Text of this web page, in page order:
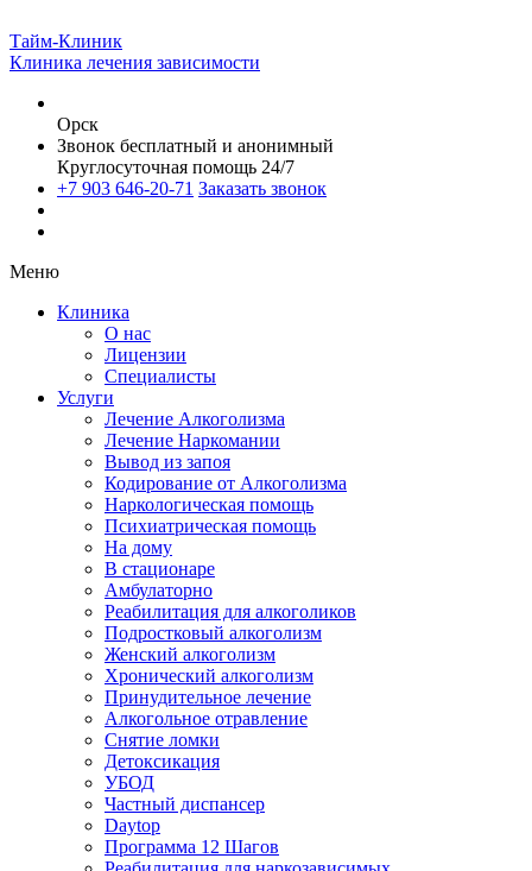
Тайм-Клиник
Клиника лечения зависимости
Орск
Звонок бесплатный и анонимный
Круглосуточная помощь 24/7
+7 903 646-20-71 Заказать звонок
Меню
Клиника
О нас
Лицензии
Специалисты
Услуги
Лечение Алкоголизма
Лечение Наркомании
Вывод из запоя
Кодирование от Алкоголизма
Наркологическая помощь
Психиатрическая помощь
На дому
В стационаре
Амбулаторно
Реабилитация для алкоголиков
Подростковый алкоголизм
Женский алкоголизм
Хронический алкоголизм
Принудительное лечение
Алкогольное отравление
Снятие ломки
Детоксикация
УБОД
Частный диспансер
Daytop
Программа 12 Шагов